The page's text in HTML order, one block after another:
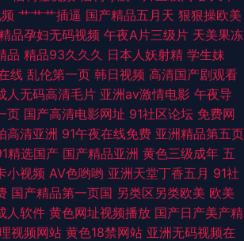
艹艹艹插逼 国产精品五月天 狠狠操欧美
品孕妇无码视频 午夜A片三级片 天美果冻
品 精品93久久久 日本人妖射精 学生妹
线 乱伦第一页 韩日视频 高清国产剧观看
人无码高清毛片 亚洲av激情电影 午夜导
页 国产高清电影网址 91社区论坛 免费网
高清亚洲 91午夜在线免费 亚洲精品第五页
精选国产 国产精品亚洲 黄色三级成年 五
小视频 AV色哟哟 亚洲天堂丁香五月 91社
国产精品第一页国 另类区另类欧美 欧美
人软件 黄色网址视频播放 国产日产美产精
视频网站 黄色18禁网站 亚洲无码视频在